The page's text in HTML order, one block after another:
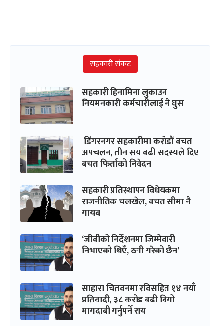
सहकारी संकट
सहकारी हिनामिना लुकाउन
नियमनकारी कर्मचारीलाई नै घुस
डिंगरनगर सहकारीमा करोडौं बचत
अपचलन, तीन सय बढी सदस्यले दिए
बचत फिर्ताको निवेदन
सहकारी प्रतिस्थापन विधेयकमा
राजनीतिक चलखेल, बचत सीमा नै
गायब
‘जीबीको निर्देशनमा जिम्मेवारी
निभाएको थिएँ, ठगी गरेको छैन’
साहारा चितवनमा रविसहित १४ नयाँ
प्रतिवादी, ३८ करोड बढी बिगो
मागदाबी गर्नुपर्ने राय